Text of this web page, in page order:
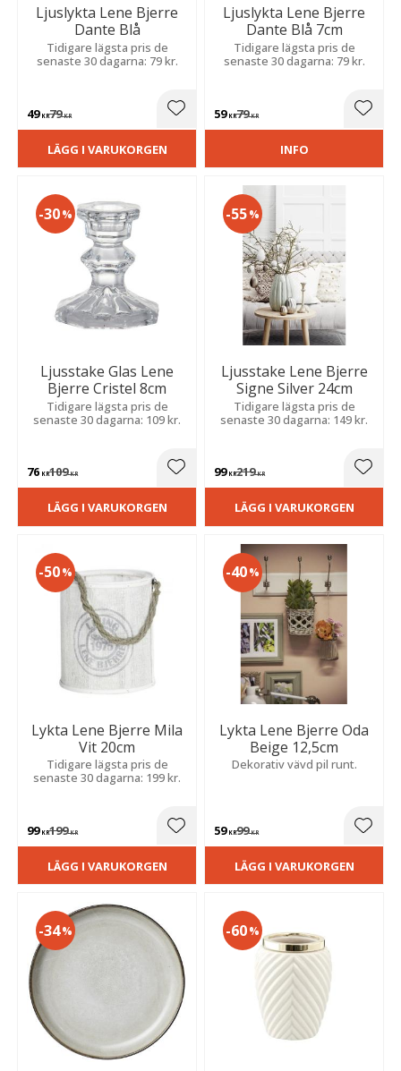
Ljuslykta Lene Bjerre
Dante Blå
Tidigare lägsta pris de
senaste 30 dagarna: 79 kr.
49KR79KR Lägg till i favoriter
LÄGG I VARUKORGEN
Ljuslykta Lene Bjerre
Dante Blå 7cm
Tidigare lägsta pris de
senaste 30 dagarna: 79 kr.
59KR79KR
INFO
Ljusstake Glas Lene
Bjerre Cristel 8cm
Tidigare lägsta pris de
senaste 30 dagarna: 109 kr.
76 KR109KR
30%
Lägg till i favoriter
LÄGG I VARUKORGEN
Ljusstake Lene Bjerre
Signe Silver 24cm
Tidigare lägsta pris de
senaste 30 dagarna: 149 kr.
99KR219KR
55%
LÄGG I VARUKORGEN
Lykta Lene Bjerre Mila
Vit 20cm
Tidigare lägsta pris de
senaste 30 dagarna: 199 kr.
99KR199KR
50%
Lägg till i favoriter
LÄGG I VARUKORGEN
Lykta Lene Bjerre Oda
Beige 12,5cm
Dekorativ vävd pil runt.
59KR99KR
40%
LÄGG I VARUKORGEN
34% 60%